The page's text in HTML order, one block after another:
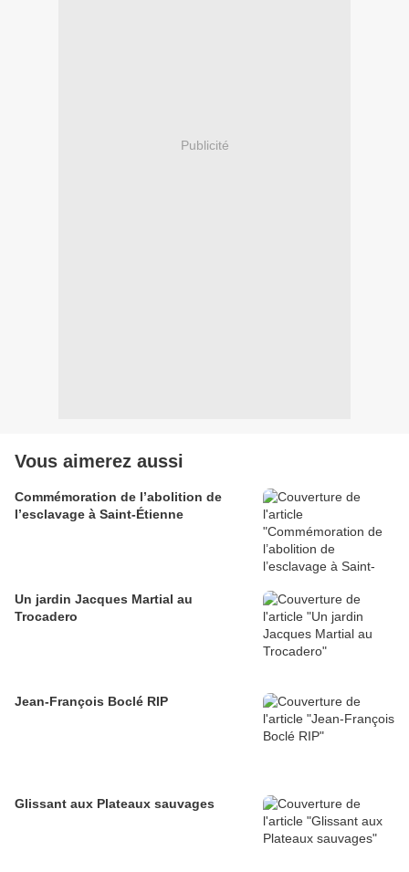
Publicité
Vous aimerez aussi
Commémoration de l’abolition de
l’esclavage à Saint-Étienne
Un jardin Jacques Martial au
Trocadero
Jean-François Boclé RIP
Glissant aux Plateaux sauvages